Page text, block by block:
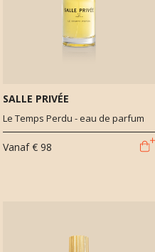
SALLE PRIVÉE
Le Temps Perdu - eau de parfum
Vanaf € 98